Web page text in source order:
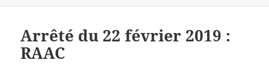
Arrêté du 22 février 2019 :
RAAC